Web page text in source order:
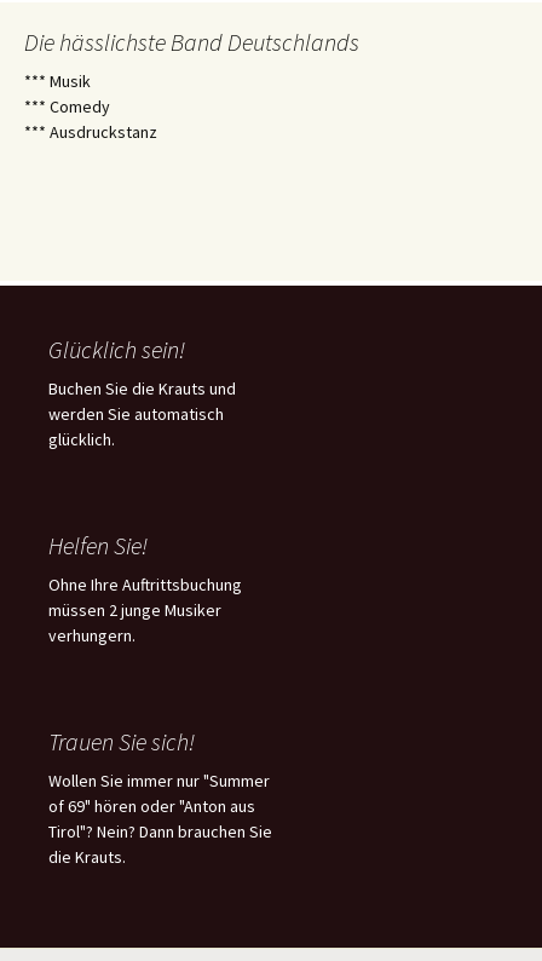
Die hässlichste Band Deutschlands
*** Musik
*** Comedy
*** Ausdruckstanz
Glücklich sein!
Buchen Sie die Krauts und
werden Sie automatisch
glücklich.
Helfen Sie!
Ohne Ihre Auftrittsbuchung
müssen 2 junge Musiker
verhungern.
Trauen Sie sich!
Wollen Sie immer nur "Summer
of 69" hören oder "Anton aus
Tirol"? Nein? Dann brauchen Sie
die Krauts.